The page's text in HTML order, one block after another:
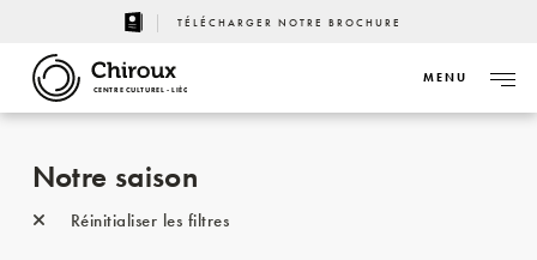
TÉLÉCHARGER NOTRE BROCHURE
CENTRE CULTUREL - LIÈGE
MENU
Notre saison
Réinitialiser les filtres